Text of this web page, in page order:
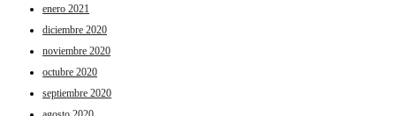
enero 2021
diciembre 2020
noviembre 2020
octubre 2020
septiembre 2020